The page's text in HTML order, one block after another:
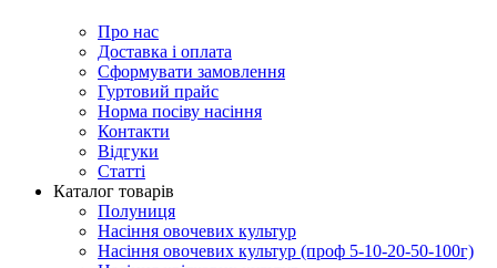
Про нас
Доставка і оплата
Сформувати замовлення
Гуртовий прайс
Норма посіву насіння
Контакти
Відгуки
Статті
Каталог товарів
Полуниця
Насіння овочевих культур
Насіння овочевих культур (проф 5-10-20-50-100г)